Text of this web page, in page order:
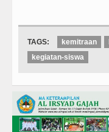
TAGS: kemitraan
kegiatan-siswa